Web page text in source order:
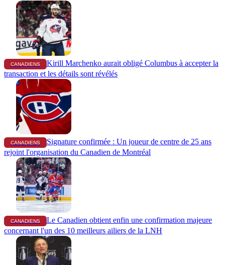
CANADIENS
Kirill Marchenko aurait obligé Columbus à accepter la
transaction et les détails sont révélés
CANADIENS
Signature confirmée : Un joueur de centre de 25 ans
rejoint l'organisation du Canadien de Montréal
CANADIENS
Le Canadien obtient enfin une confirmation majeure
concernant l'un des 10 meilleurs ailiers de la LNH